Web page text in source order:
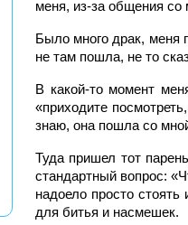
меня, из-за общения со
Было много драк, меня
не там пошла, не то
В какой-то момент
«приходите
знаю, она пошла со
Туда пришел тот
стандартный вопрос:
надоело просто
для битья и насмешек.